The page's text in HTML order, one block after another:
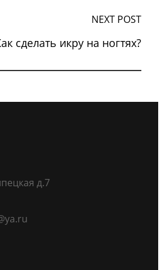
NEXT POST
сделать икру на ногтях?
д.7